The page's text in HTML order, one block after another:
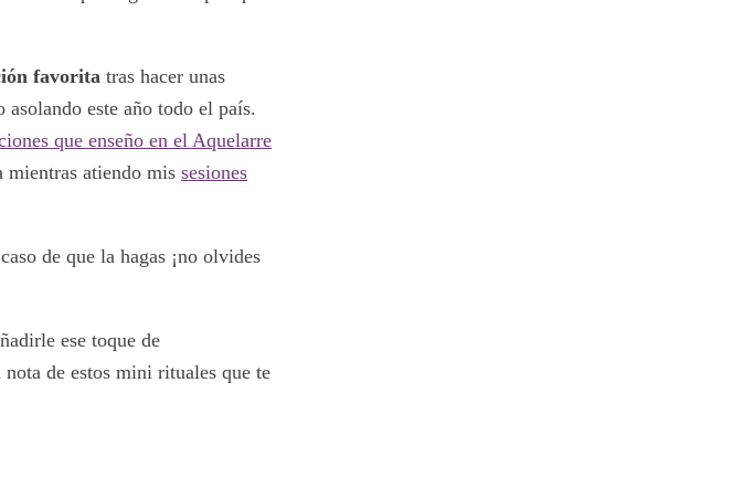
favorita tras hacer unas
este año todo el país.
que enseño en el Aquelarre
mientras atiendo mis sesiones
de que la hagas ¡no olvides
ese toque de
de estos mini rituales que te